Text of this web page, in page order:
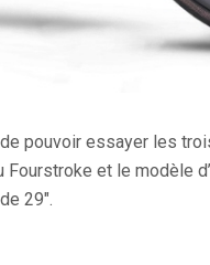
pouvoir essayer les
et le modèle
29″.